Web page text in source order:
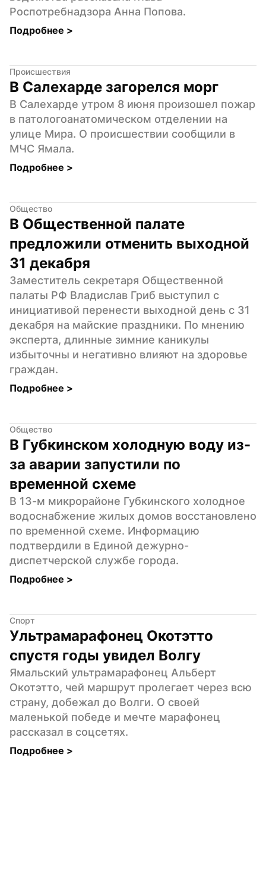
Роспотребнадзора Анна Попова.
Подробнее >
Происшествия
В Салехарде загорелся морг
В Салехарде утром 8 июня произошел пожар
в патологоанатомическом отделении на
улице Мира. О происшествии сообщили в
МЧС Ямала.
Подробнее >
Общество
В Общественной палате
предложили отменить выходной
31 декабря
Заместитель секретаря Общественной
палаты РФ Владислав Гриб выступил с
инициативой перенести выходной день с 31
декабря на майские праздники. По мнению
эксперта, длинные зимние каникулы
избыточны и негативно влияют на здоровье
граждан.
Подробнее >
Общество
В Губкинском холодную воду из-
за аварии запустили по
временной схеме
В 13-м микрорайоне Губкинского холодное
водоснабжение жилых домов восстановлено
по временной схеме. Информацию
подтвердили в Единой дежурно-
диспетчерской службе города.
Подробнее >
Спорт
Ультрамарафонец Окотэтто
спустя годы увидел Волгу
Ямальский ультрамарафонец Альберт
Окотэтто, чей маршрут пролегает через всю
страну, добежал до Волги. О своей
маленькой победе и мечте марафонец
рассказал в соцсетях.
Подробнее >